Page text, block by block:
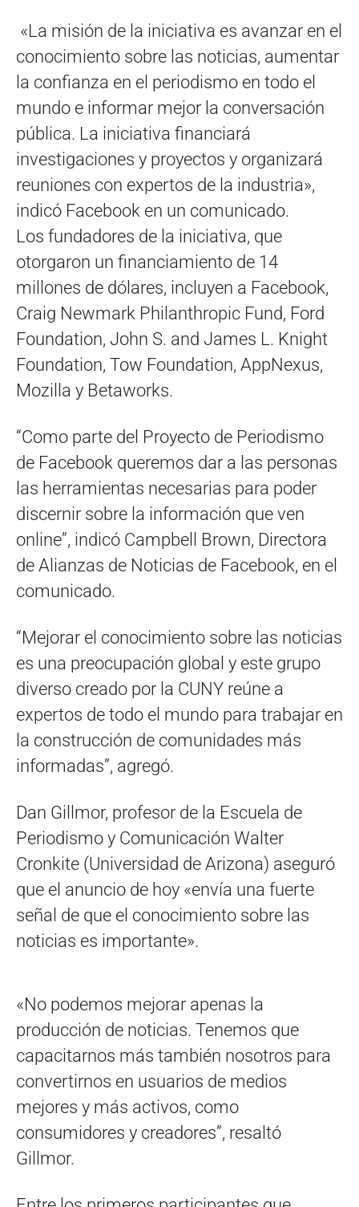
«La misión de la iniciativa es avanzar en el
conocimiento sobre las noticias, aumentar
la confianza en el periodismo en todo el
mundo e informar mejor la conversación
pública. La iniciativa financiará
investigaciones y proyectos y organizará
reuniones con expertos de la industria»,
indicó Facebook en un comunicado.
Los fundadores de la iniciativa, que
otorgaron un financiamiento de 14
millones de dólares, incluyen a Facebook,
Craig Newmark Philanthropic Fund, Ford
Foundation, John S. and James L. Knight
Foundation, Tow Foundation, AppNexus,
Mozilla y Betaworks.
“Como parte del Proyecto de Periodismo
de Facebook queremos dar a las personas
las herramientas necesarias para poder
discernir sobre la información que ven
online”, indicó Campbell Brown, Directora
de Alianzas de Noticias de Facebook, en el
comunicado.
“Mejorar el conocimiento sobre las noticias
es una preocupación global y este grupo
diverso creado por la CUNY reúne a
expertos de todo el mundo para trabajar en
la construcción de comunidades más
informadas”, agregó.
Dan Gillmor, profesor de la Escuela de
Periodismo y Comunicación Walter
Cronkite (Universidad de Arizona) aseguró
que el anuncio de hoy «envía una fuerte
señal de que el conocimiento sobre las
noticias es importante».
«No podemos mejorar apenas la
producción de noticias. Tenemos que
capacitarnos más también nosotros para
convertirnos en usuarios de medios
mejores y más activos, como
consumidores y creadores”, resaltó
Gillmor.